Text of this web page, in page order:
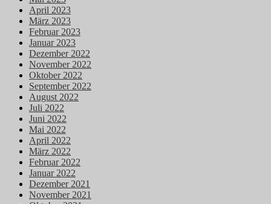
April 2023
März 2023
Februar 2023
Januar 2023
Dezember 2022
November 2022
Oktober 2022
September 2022
August 2022
Juli 2022
Juni 2022
Mai 2022
April 2022
März 2022
Februar 2022
Januar 2022
Dezember 2021
November 2021